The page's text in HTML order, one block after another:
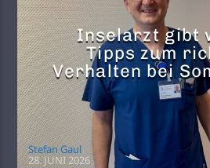
Inselarzt gibt
Tipps zum
Verhalten bei
Stefan Gaul
28. JUNI 2026